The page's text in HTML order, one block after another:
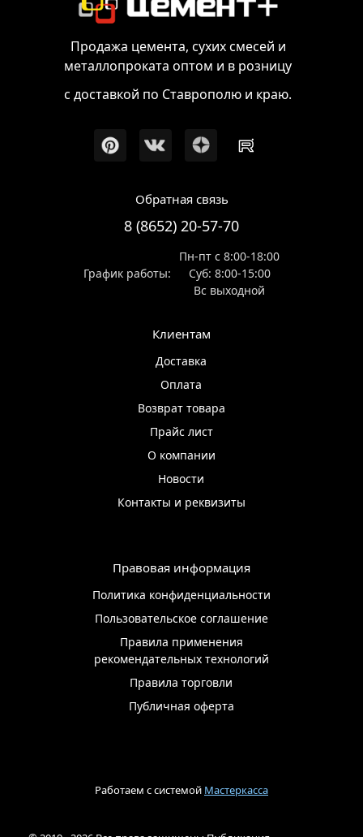
Продажа цемента, сухих смесей и
металлопроката оптом и в розницу
с доставкой по Ставрополю и краю.
Обратная связь
8 (8652) 20-57-70
График работы:
Пн-пт с 8:00-18:00
Суб: 8:00-15:00
Вс выходной
Клиентам
Доставка
Оплата
Возврат товара
Прайс лист
О компании
Новости
Контакты и реквизиты
Правовая информация
Политика конфиденциальности
Пользовательское соглашение
Правила применения
рекомендательных технологий
Правила торговли
Публичная оферта
Работаем с системой Мастеркасса